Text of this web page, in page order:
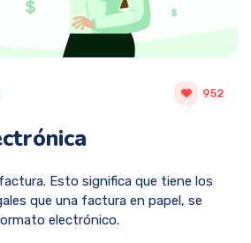
952
Esto significa que tiene los
que una factura en papel, se
electrónico.